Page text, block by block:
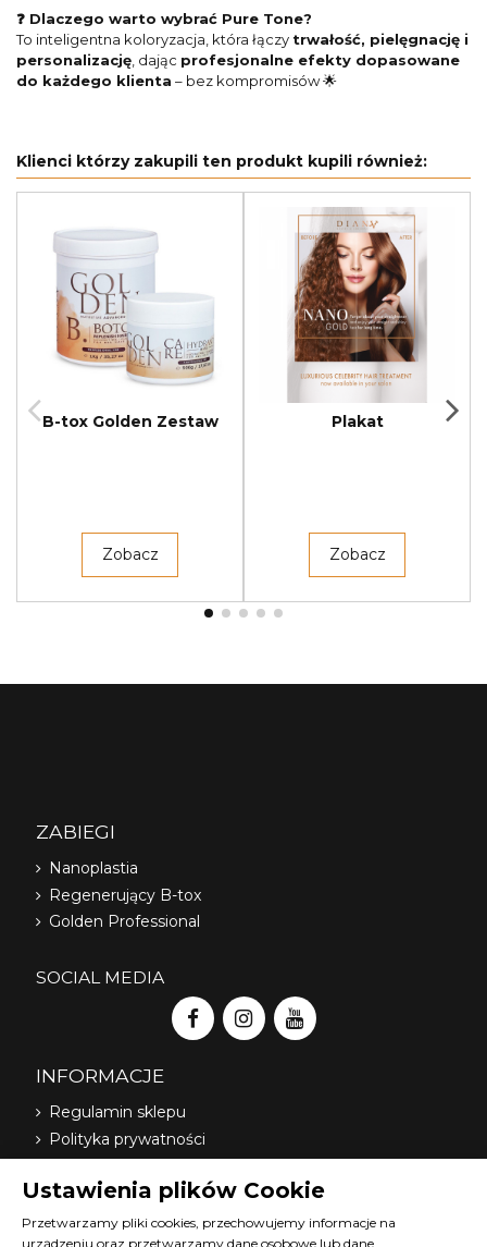
❓ Dlaczego warto wybrać Pure Tone?
To inteligentna koloryzacja, która łączy trwałość, pielęgnację i
personalizację, dając profesjonalne efekty dopasowane
do każdego klienta – bez kompromisów 🌟
Klienci którzy zakupili ten produkt kupili również:
B-tox Golden Zestaw
Zobacz
Plakat
Zobacz
ZABIEGI
Nanoplastia
Regenerujący B-tox
Golden Professional
SOCIAL MEDIA
INFORMACJE
Regulamin sklepu
Polityka prywatności
Nasi dystrybutorzy
O nas
Ustawienia plików Cookie
Przetwarzamy pliki cookies, przechowujemy informacje na
urządzeniu oraz przetwarzamy dane osobowe lub dane